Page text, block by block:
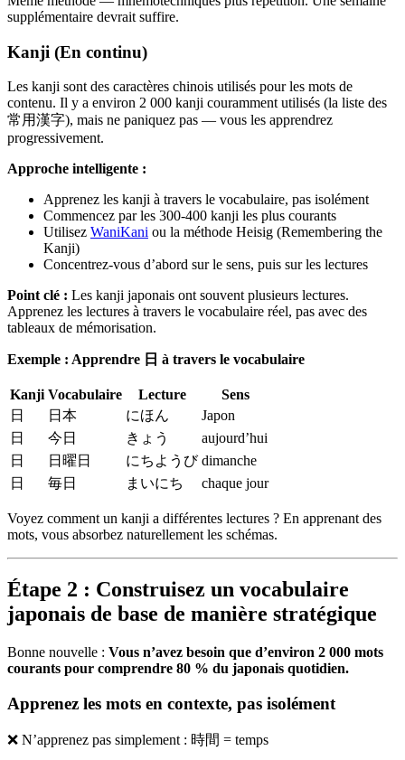
supplémentaire devrait suffire.
Kanji (En continu)
Les kanji sont des caractères chinois utilisés pour les mots de
contenu. Il y a environ 2 000 kanji couramment utilisés (la liste des
常用漢字), mais ne paniquez pas — vous les apprendrez
progressivement.
Approche intelligente :
Apprenez les kanji à travers le vocabulaire, pas isolément
Commencez par les 300-400 kanji les plus courants
Utilisez WaniKani ou la méthode Heisig (Remembering the
Kanji)
Concentrez-vous d’abord sur le sens, puis sur les lectures
Point clé : Les kanji japonais ont souvent plusieurs lectures.
Apprenez les lectures à travers le vocabulaire réel, pas avec des
tableaux de mémorisation.
Exemple : Apprendre 日 à travers le vocabulaire
Kanji Vocabulaire Lecture
Sens
日
日本 にほん
Japon
日
今日 きょう
aujourd’hui
日
日曜日 にちようび dimanche
日
毎日 まいにち chaque jour
Voyez comment un kanji a différentes lectures ? En apprenant des
mots, vous absorbez naturellement les schémas.
Étape 2 : Construisez un vocabulaire
japonais de base de manière stratégique
Bonne nouvelle : Vous n’avez besoin que d’environ 2 000 mots
courants pour comprendre 80 % du japonais quotidien.
Apprenez les mots en contexte, pas isolément
❌ N’apprenez pas simplement : 時間 = temps